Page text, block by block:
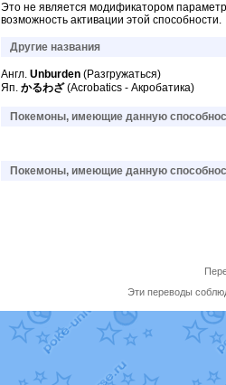
Это не является модификатором
возможность активации этой способности.
Другие названия
Англ. Unburden (Разгружаться)
Яп. かるわざ(Acrobatics - Акробатика)
Покемоны, имеющие данную
Покемоны, имеющие данную
Эти переводы